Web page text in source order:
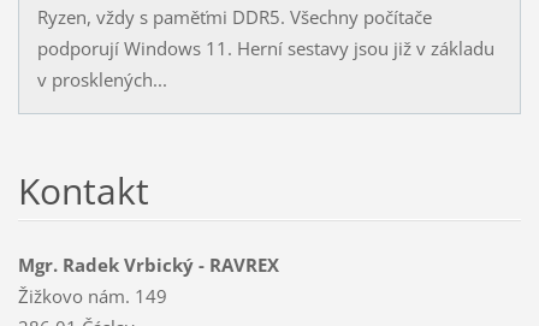
Ryzen, vždy s paměťmi DDR5. Všechny počítače
podporují Windows 11. Herní sestavy jsou již v základu
v prosklených...
Kontakt
Mgr. Radek Vrbický - RAVREX
Žižkovo nám. 149